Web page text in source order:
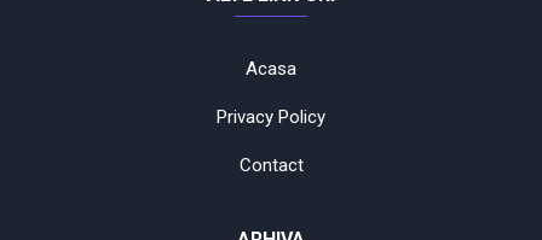
Acasa
Privacy Policy
Contact